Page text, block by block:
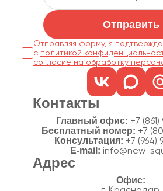
Отправить
Отправляя форму, я
с политикой
согласие на обработку
Контакты
Главный офис: +7
Бесплатный номер: +7
Консультация: +7
E-mail: info@new-
Адрес